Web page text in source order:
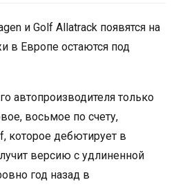
и Golf Allatrack появятся на
в Европе остаются под
автопроизводителя только
восьмое по счету,
которое дебютирует в
версию с удлиненной
год назад в